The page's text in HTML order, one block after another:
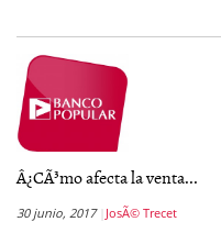
Â¿CÃ³mo afecta la venta...
30 junio, 2017 JosÃ© Trecet